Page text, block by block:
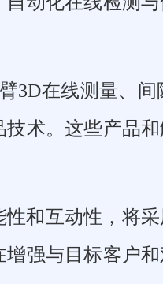
3D在线测量、
术。这些产品
和互动性，将
强与目标客户